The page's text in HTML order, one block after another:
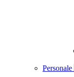
Personale